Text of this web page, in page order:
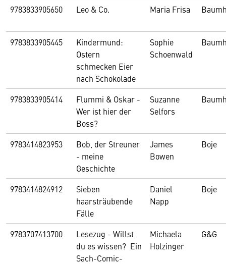
9783833905650 Leo & Co. Maria Frisa
9783833905445
Kindermund:
Ostern
schmecken Eier
nach Schokolade
Sophie
Schoenwald
9783833905414
Flummi & Oskar -
Wer ist hier der
Boss?
Suzanne
Selfors
9783414823953
Bob, der Streuner
- meine
Geschichte
James
Bowen
Boje
9783414824912
Sieben
haarsträubende
Fälle
Daniel
Napp
Boje
9783707413700
Lesezug - Willst
du es wissen? Ein
Sach-Comic-
Michaela
Holzinger
G&G